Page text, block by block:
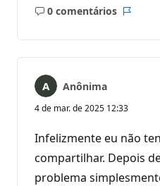
0 comentários
Sem
Anônima
4 de mar. de 2025 12:33
Infelizmente eu não
compartilhar. Depois
problema